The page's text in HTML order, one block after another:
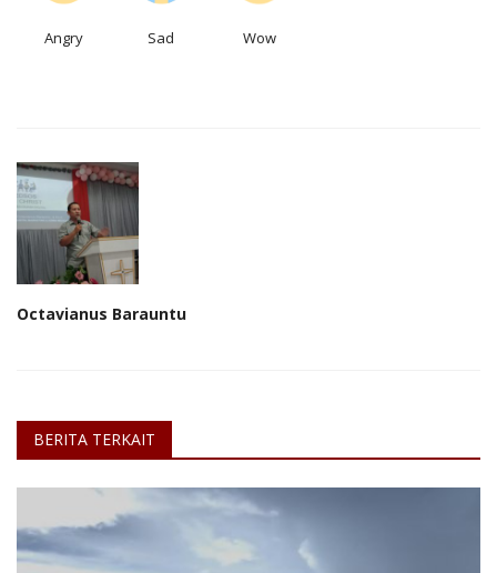
Angry Sad Wow
Octavianus Barauntu
BERITA TERKAIT